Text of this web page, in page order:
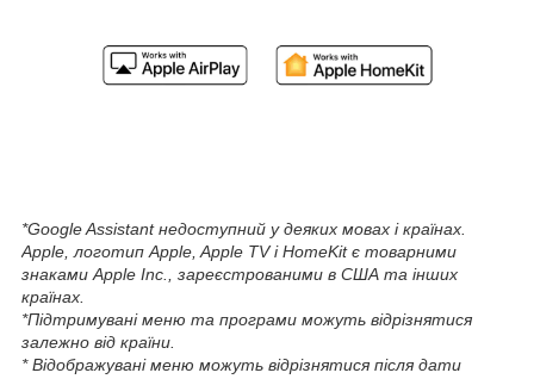
*Google Assistant недоступний у деяких мовах і країнах.
Apple, логотип Apple, Apple TV і HomeKit є товарними
знаками Apple Inc., зареєстрованими в США та інших
країнах.
*Підтримувані меню та програми можуть відрізнятися
залежно від країни.
* Відображувані меню можуть відрізнятися після дати